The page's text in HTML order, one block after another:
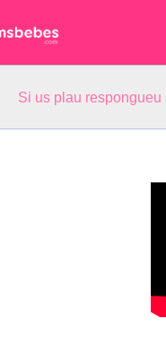
Si us plau respongueu